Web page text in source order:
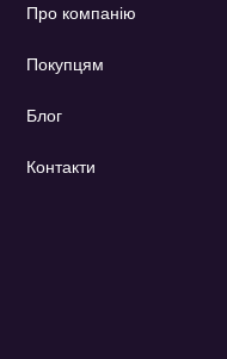
Про компанію
Покупцям
Блог
Контакти